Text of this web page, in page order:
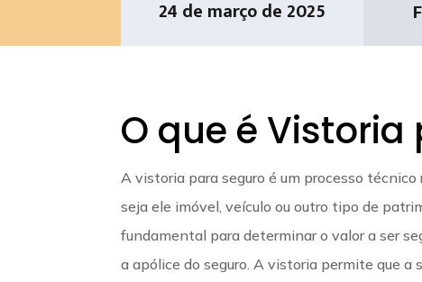
24 de março de 2025
O que é Vistoria
A vistoria para seguro é um processo
seja ele imóvel, veículo ou outro tipo de
fundamental para determinar o valor a ser
a apólice do seguro. A vistoria permite que a